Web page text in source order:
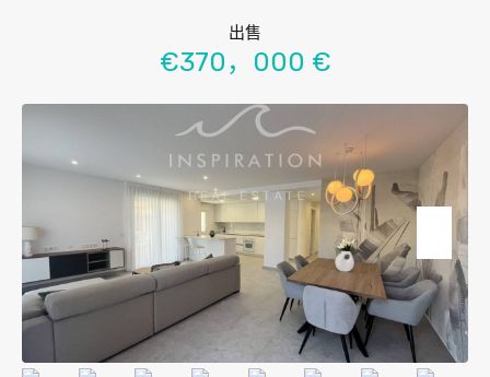
出售
€370，000 €